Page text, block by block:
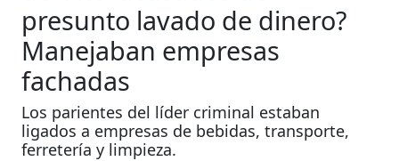
presunto lavado de dinero?
Manejaban empresas
fachadas
Los parientes del líder criminal estaban
ligados a empresas de bebidas, transporte,
ferretería y limpieza.